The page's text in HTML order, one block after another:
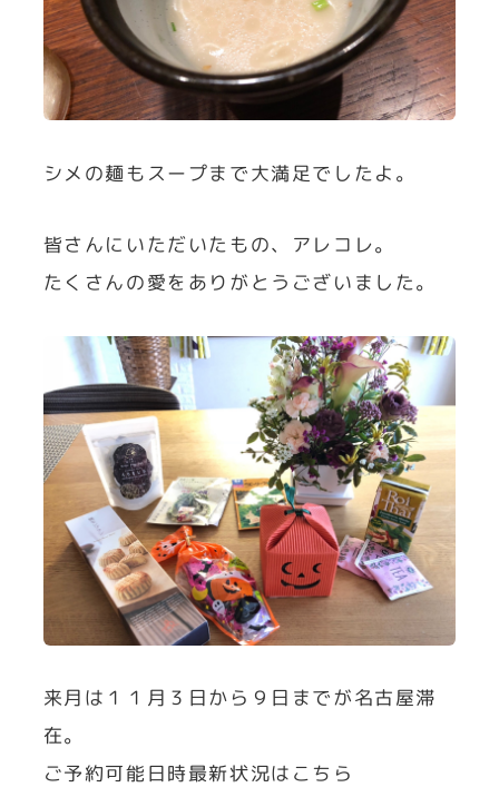
シメの麺もスープまで大満足でしたよ。
皆さんにいただいたもの、アレコレ。
たくさんの愛をありがとうございました。
来月は１１月３日から９日までが名古屋滞
在。
ご予約可能日時最新状況はこちら